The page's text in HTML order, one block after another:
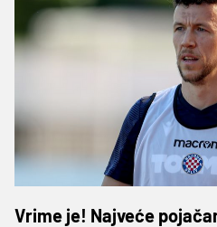
Vrime je! Najveće